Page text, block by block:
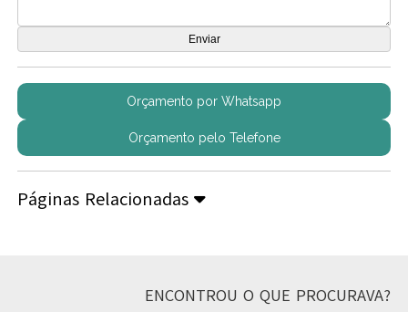
Orçamento por Whatsapp
Orçamento pelo Telefone
Páginas Relacionadas
ENCONTROU O QUE PROCURAVA?